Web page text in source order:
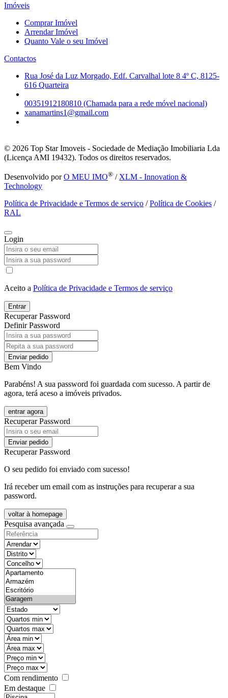
Imóveis
Comprar Imóvel
Arrendar Imóvel
Quanto Vale o seu Imóvel
Contactos
Rua José da Luz Morgado, Edf. Carvalhal lote 8 4º C, 8125-
616 Quarteira
00351912180810 (Chamada para a rede móvel nacional)
xanamartins1@gmail.com
© 2026 Top Star Imoveis - Sociedade de Mediação Imobiliaria Lda
(Licença AMI 19432). Todos os direitos reservados.
Desenvolvido porO MEU IMO® / XLM - Innovation &
Technology
Política de Privacidade e Termos de serviço /Política de Cookies /
RAL
Login
Aceito a Política de Privacidade e Termos de serviço
Entrar
Recuperar Password
Definir Password
Enviar pedido
Bem Vindo
Parabéns! A sua password foi guardada com sucesso. A partir de
agora, terá aceso a imóveis privados.
entrar agora
Recuperar Password
Enviar pedido
Recuperar Password
O seu pedido foi enviado com sucesso!
Irá receber um email com as instruções para recuperar a sua
password.
voltar à homepage
Pesquisa avançada
objective
districtId
countyId
types
state
mintypo
maxtypo
minarea
maxarea
minprice
maxprice
Com rendimento
Em destaque